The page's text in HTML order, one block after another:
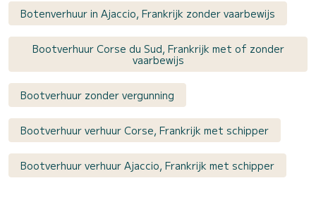
Botenverhuur in Ajaccio, Frankrijk zonder vaarbewijs
Bootverhuur Corse du Sud, Frankrijk met of zonder
vaarbewijs
Bootverhuur zonder vergunning
Bootverhuur verhuur Corse, Frankrijk met schipper
Bootverhuur verhuur Ajaccio, Frankrijk met schipper